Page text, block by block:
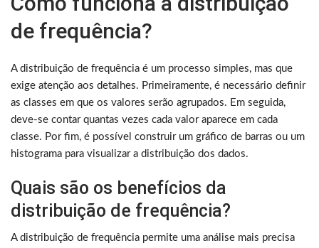
de frequência?
A distribuição de frequência é um processo simples, mas que
exige atenção aos detalhes. Primeiramente, é necessário definir
as classes em que os valores serão agrupados. Em seguida,
deve-se contar quantas vezes cada valor aparece em cada
classe. Por fim, é possível construir um gráfico de barras ou um
histograma para visualizar a distribuição dos dados.
Quais são os benefícios da
distribuição de frequência?
A distribuição de frequência permite uma análise mais precisa